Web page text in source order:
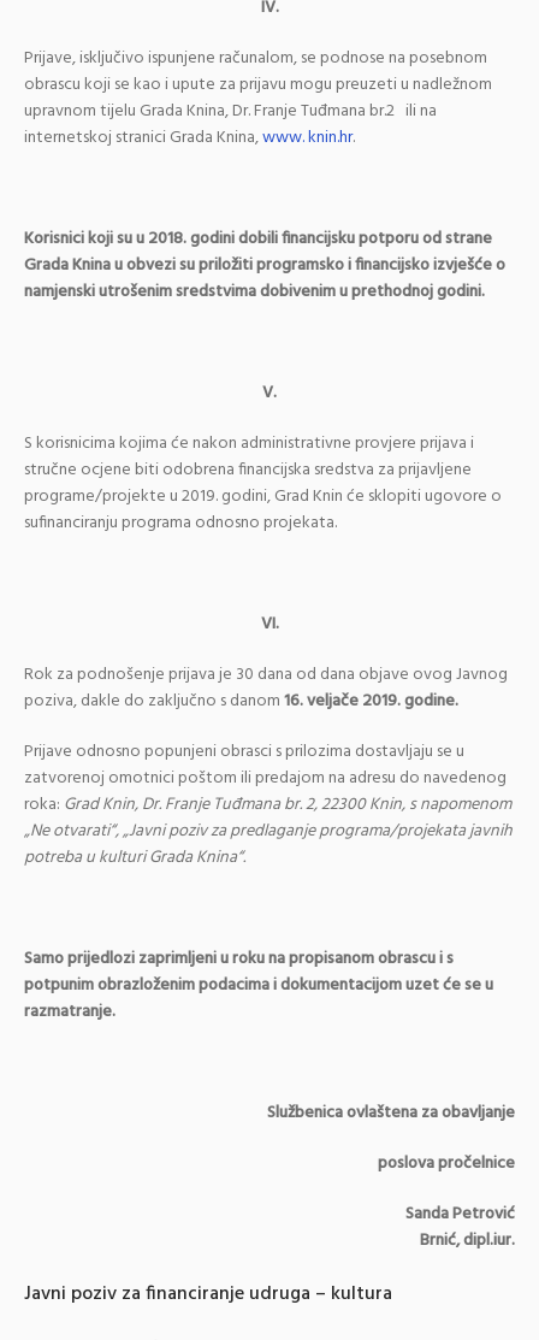
IV.
Prijave, isključivo ispunjene računalom, se podnose na posebnom
obrascu koji se kao i upute za prijavu mogu preuzeti u nadležnom
upravnom tijelu Grada Knina, Dr. Franje Tuđmana br.2 ili na
internetskoj stranici Grada Knina,www. knin.hr.
Korisnici koji su u 2018. godini dobili financijsku potporu od strane
Grada Knina u obvezi su priložiti programsko i financijsko izvješće o
namjenski utrošenim sredstvima dobivenim u prethodnoj godini.
V.
S korisnicima kojima će nakon administrativne provjere prijava i
stručne ocjene biti odobrena financijska sredstva za prijavljene
programe/projekte u 2019. godini, Grad Knin će sklopiti ugovore o
sufinanciranju programa odnosno projekata.
VI.
Rok za podnošenje prijava je 30 dana od dana objave ovog Javnog
poziva, dakle do zaključno s danom16. veljače 2019. godine.
Prijave odnosno popunjeni obrasci s prilozima dostavljaju se u
zatvorenoj omotnici poštom ili predajom na adresu do navedenog
roka: Grad Knin, Dr. Franje Tuđmana br. 2, 22300 Knin, s napomenom
„Ne otvarati“, „Javni poziv za predlaganje programa/projekata javnih
potreba u kulturi Grada Knina“.
Samo prijedlozi zaprimljeni u roku na propisanom obrascu i s
potpunim obrazloženim podacima i dokumentacijom uzet će se u
razmatranje.
Službenica ovlaštena za obavljanje
poslova pročelnice
Sanda Petrović
Brnić, dipl.iur.
Javni poziv za financiranje udruga – kultura